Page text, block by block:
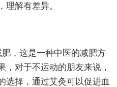
理解有差异。
，这是一种中医的减肥方
，对于不运动的朋友来说，
选择，通过艾灸可以促进血